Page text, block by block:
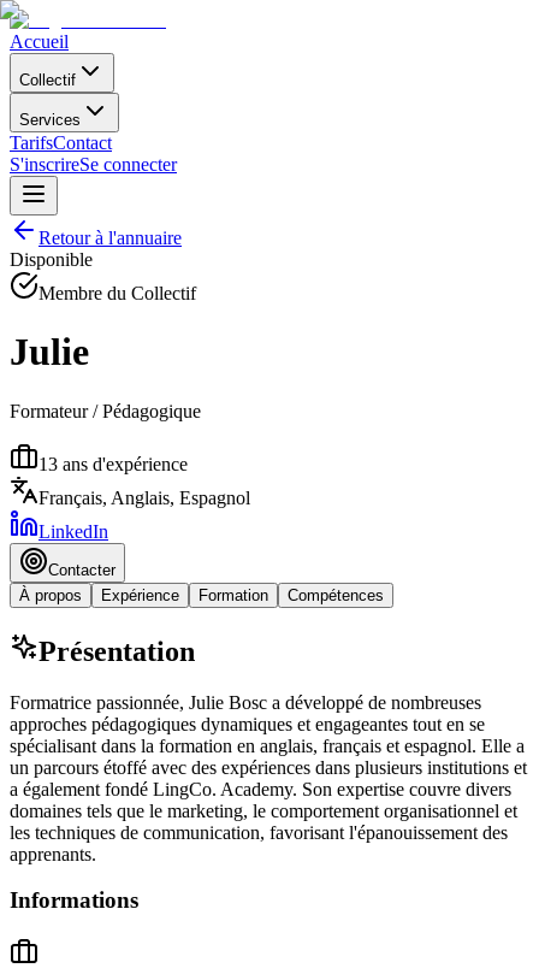
Accueil
Collectif
Services
TarifsContact
S'inscrireSe connecter
Retour à l'annuaire
Disponible
Membre du Collectif
Julie
Formateur / Pédagogique
13 ans d'expérience
Français, Anglais, Espagnol
LinkedIn
Contacter
À propos
Expérience Formation Compétences
Présentation
Formatrice passionnée, Julie Bosc a développé de nombreuses
approches pédagogiques dynamiques et engageantes tout en se
spécialisant dans la formation en anglais, français et espagnol. Elle a
un parcours étoffé avec des expériences dans plusieurs institutions et
a également fondé LingCo. Academy. Son expertise couvre divers
domaines tels que le marketing, le comportement organisationnel et
les techniques de communication, favorisant l'épanouissement des
apprenants.
Informations